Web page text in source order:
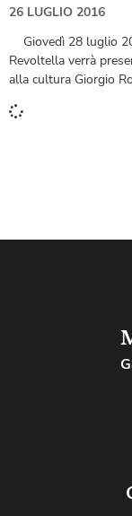
26 LUGLIO 2016
Giovedì 28 luglio
Revoltella verrà
alla cultura Giorgio